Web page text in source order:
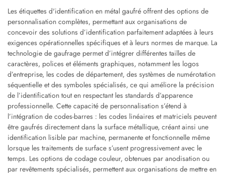
Les étiquettes d'identification en métal gaufré offrent des options de
personnalisation complètes, permettant aux organisations de
concevoir des solutions d’identification parfaitement adaptées à leurs
exigences opérationnelles spécifiques et à leurs normes de marque. La
technologie de gaufrage permet d’intégrer différentes tailles de
caractères, polices et éléments graphiques, notamment les logos
d’entreprise, les codes de département, des systèmes de numérotation
séquentielle et des symboles spécialisés, ce qui améliore la précision
de l’identification tout en respectant les standards d’apparence
professionnelle. Cette capacité de personnalisation s’étend à
l’intégration de codes-barres : les codes linéaires et matriciels peuvent
être gaufrés directement dans la surface métallique, créant ainsi une
identification lisible par machine, permanente et fonctionnelle même
lorsque les traitements de surface s’usent progressivement avec le
temps. Les options de codage couleur, obtenues par anodisation ou
par revêtements spécialisés, permettent aux organisations de mettre en